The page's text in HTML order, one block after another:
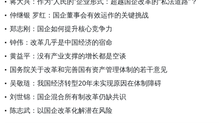
仲继银 罗红：国企董事会有效运作的关键挑战
郑志刚：国企如何提升核心竞争力
钟伟：改革几乎是中国经济的宿命
黄益平：没有产业支撑的增长都是空谈
国务院关于改革和完善国有资产管理体制的若干意见
吴敬琏：我国经济转型20年未实现原因在体制障碍
刘世锦：国企混合所有制改革仍缺共识
陈志武：以国企改革化解潜在风险